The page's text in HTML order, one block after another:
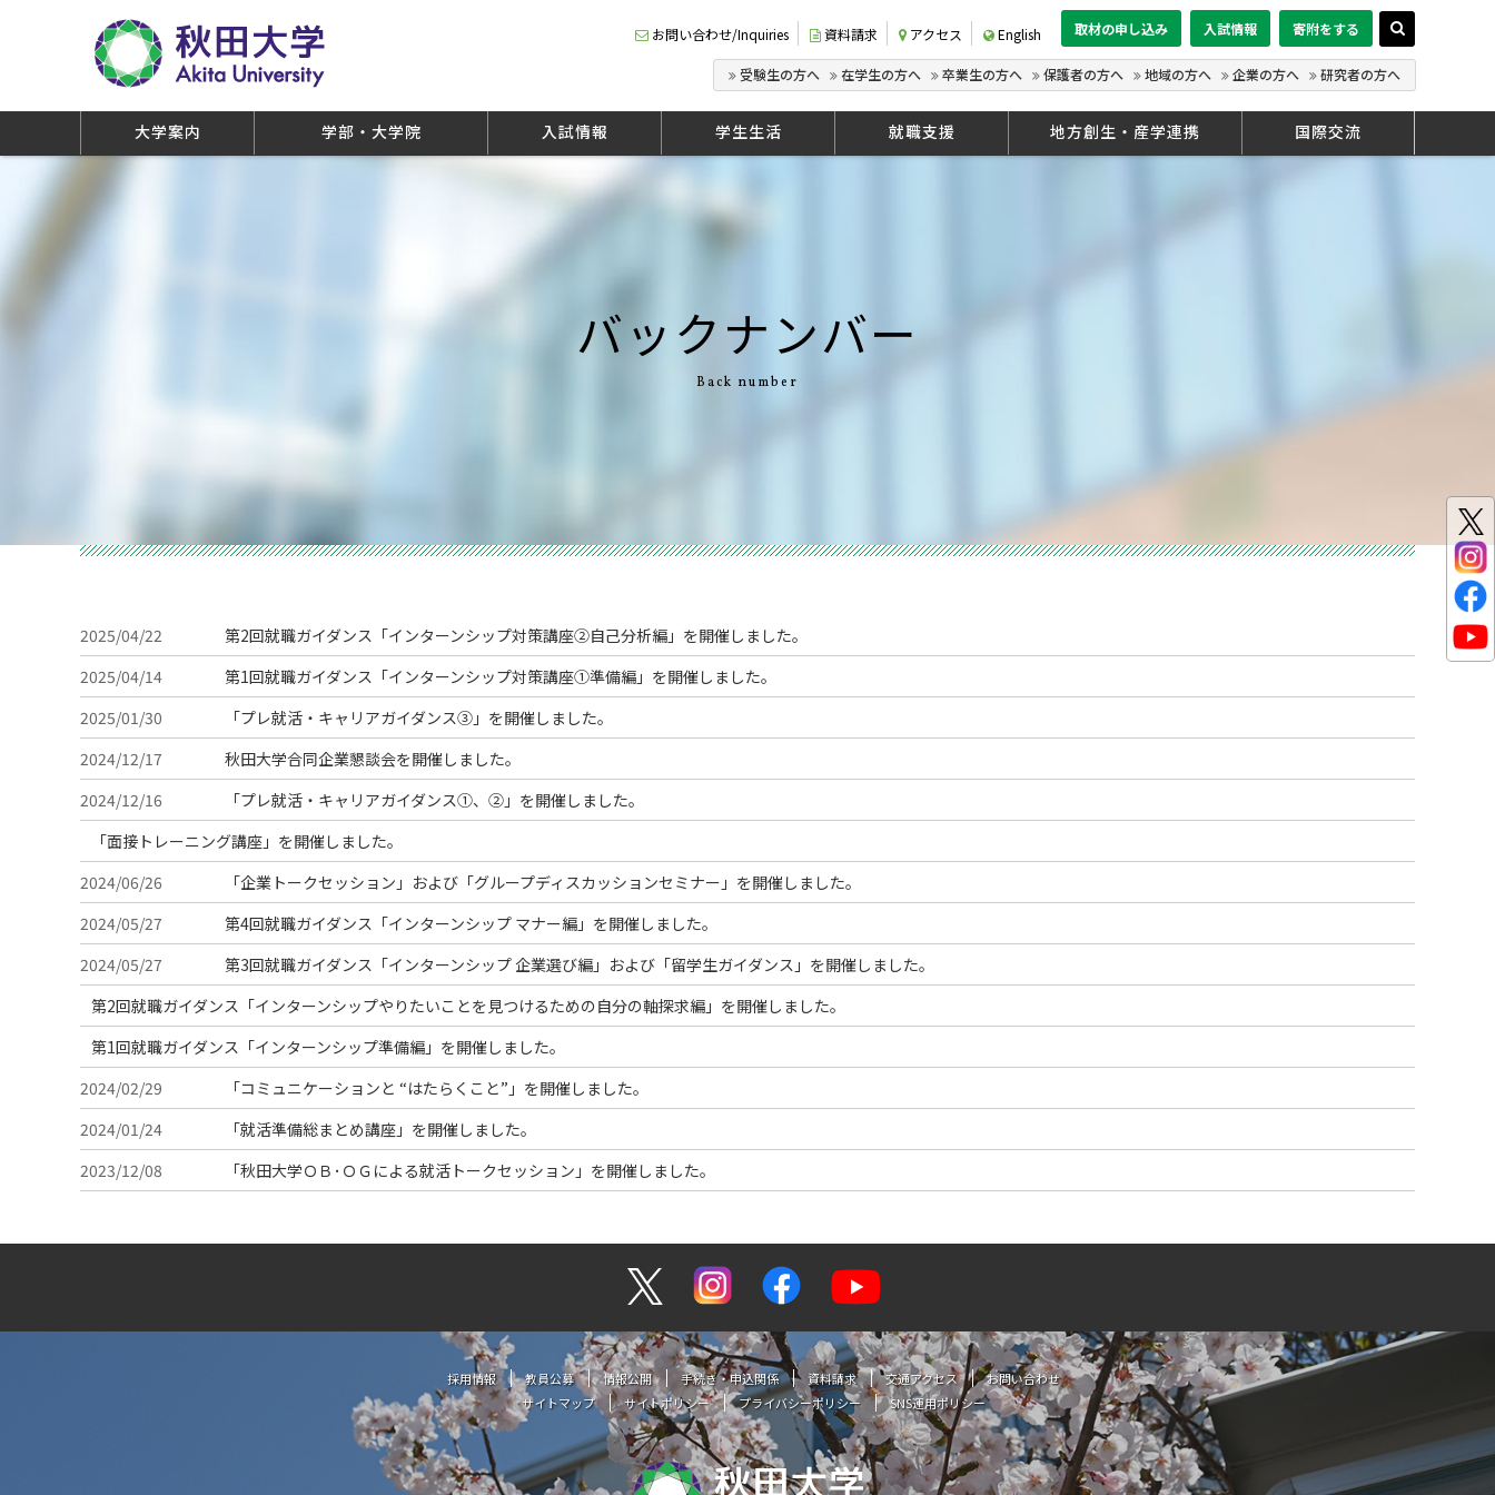
お問い合わせ/Inquiries 資料請求 アクセス English 取材の申し込み 入試情報 寄附をする
受験生の方へ 在学生の方へ 卒業生の方へ 保護者の方へ 地域の方へ 企業の方へ 研究者の方へ
大学案内 学部・大学院 入試情報 学生生活 就職支援 地方創生・産学連携 国際交流
バックナンバー
Back number
2025/04/22
第2回就職ガイダンス「インターンシップ対策講座②自己分析編」を開催しました。
2025/04/14
第1回就職ガイダンス「インターンシップ対策講座①準備編」を開催しました。
2025/01/30
「プレ就活・キャリアガイダンス③」を開催しました。
2024/12/17
秋田大学合同企業懇談会を開催しました。
2024/12/16
「プレ就活・キャリアガイダンス①、②」を開催しました。
「面接トレーニング講座」を開催しました。
2024/06/26
「企業トークセッション」および「グループディスカッションセミナー」を開催しました。
2024/05/27
第4回就職ガイダンス「インターンシップ マナー編」を開催しました。
2024/05/27
第3回就職ガイダンス「インターンシップ 企業選び編」および「留学生ガイダンス」を開催しました。
第2回就職ガイダンス「インターンシップやりたいことを見つけるための自分の軸探求編」を開催しました。
第1回就職ガイダンス「インターンシップ準備編」を開催しました。
2024/02/29
「コミュニケーションと “はたらくこと”」を開催しました。
2024/01/24
「就活準備総まとめ講座」を開催しました。
2023/12/08
「秋田大学ＯＢ･ＯＧによる就活トークセッション」を開催しました。
採用情報 教員公募 情報公開 手続き・申込関係 資料請求 交通アクセス
お問い合わせ
サイトマップ
サイトポリシー プライバシーポリシー SNS運用ポリシー